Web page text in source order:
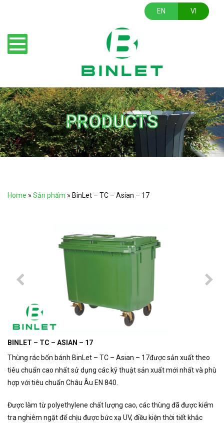
EN VI
PRODUCTS
Home » Sản phẩm » BinLet – TC – Asian – 17
BINLET – TC – ASIAN – 17
Thùng rác bốn bánh BinLet – TC – Asian – 17được sản xuất theo
tiêu chuẩn cao nhất sử dụng các kỹ thuật sản xuất mới nhất và phù
hợp với tiêu chuẩn Châu Âu EN 840.
Được làm từ polyethylene chất lượng cao, các thùng đã được kiểm
tra nghiêm ngặt để chịu được bức xạ UV, điều kiện thời tiết khắc